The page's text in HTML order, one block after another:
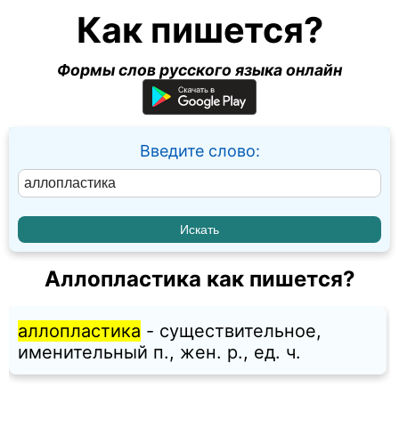
Как пишется?
Формы слов русского языка онлайн
Введите слово:
Аллопластика как пишется?
аллопластика - существительное,
именительный п., жен. p., ед. ч.